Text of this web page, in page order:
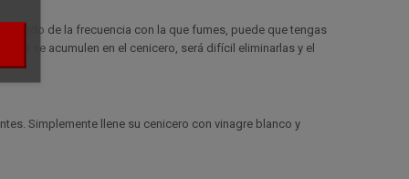
de la frecuencia con la que fumes, puede que tengas
se acumulen en el cenicero, será difícil eliminarlas y el
Simplemente llene su cenicero con vinagre blanco y